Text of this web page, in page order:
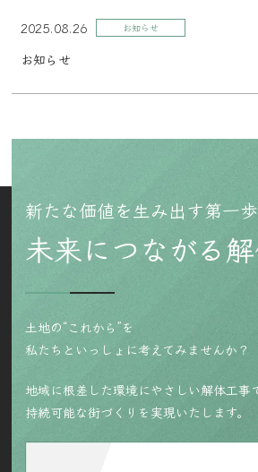
2025.08.26 お知らせ
お知らせ
新たな価値を生み出す第一歩
未来につながる
土地の“これから”を
私たちといっしょに考えてみませんか？
地域に根差した環境にやさしい解体工事で
持続可能な街づくりを実現いたします。